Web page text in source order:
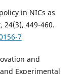
in NICs as
449-460.
7
and
Experimental